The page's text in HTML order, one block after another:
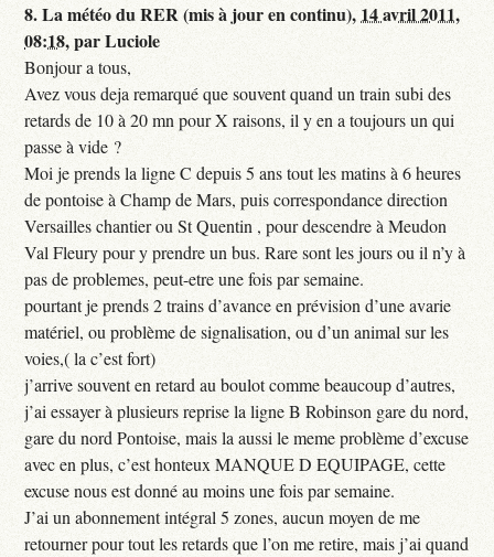
8.La météo du RER (mis à jour en continu), 14 avril 2011,
08:18,parLuciole
Bonjour a tous,
Avez vous deja remarqué que souvent quand un train subi des
retards de 10 à 20 mn pour X raisons, il y en a toujours un qui
passe à vide ?
Moi je prends la ligne C depuis 5 ans tout les matins à 6 heures
de pontoise à Champ de Mars, puis correspondance direction
Versailles chantier ou St Quentin , pour descendre à Meudon
Val Fleury pour y prendre un bus. Rare sont les jours ou il n’y à
pas de problemes, peut-etre une fois par semaine.
pourtant je prends 2 trains d’avance en prévision d’une avarie
matériel, ou problème de signalisation, ou d’un animal sur les
voies,( la c’est fort)
j’arrive souvent en retard au boulot comme beaucoup d’autres,
j’ai essayer à plusieurs reprise la ligne B Robinson gare du nord,
gare du nord Pontoise, mais la aussi le meme problème d’excuse
avec en plus, c’est honteux MANQUE D EQUIPAGE, cette
excuse nous est donné au moins une fois par semaine.
J’ai un abonnement intégral 5 zones, aucun moyen de me
retourner pour tout les retards que l’on me retire, mais j’ai quand